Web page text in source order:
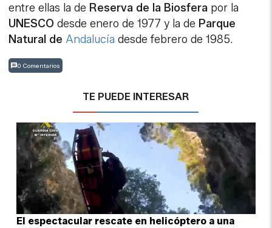
entre ellas la de Reserva de la Biosfera por la
UNESCOdesde enero de 1977 y la de Parque
Natural deAndalucía desde febrero de 1985.
0 Comentarios
TE PUEDE INTERESAR
El espectacular rescate en helicóptero a una